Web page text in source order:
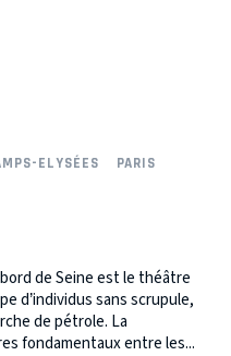
ELYSÉES
PARIS
de Seine est le théâtre
d’individus sans scrupule,
de pétrole. La
fondamentaux entre les...